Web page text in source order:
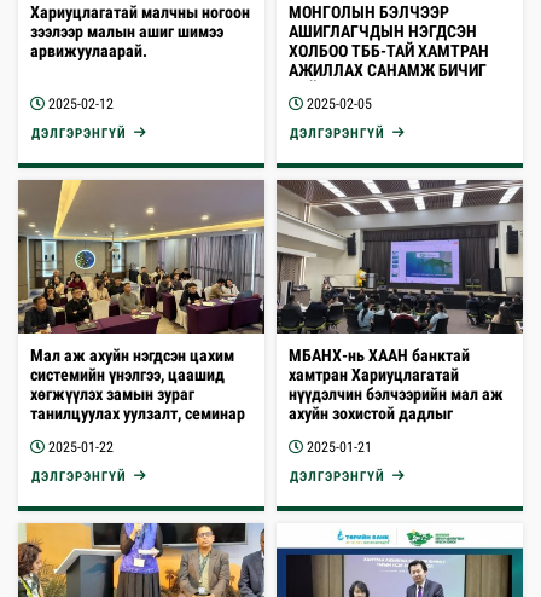
Хариуцлагатай малчны ногоон
зээлээр малын ашиг шимээ
арвижуулаарай.
2025-02-12
ДЭЛГЭРЭНГҮЙ
МОНГОЛЫН БЭЛЧЭЭР
АШИГЛАГЧДЫН НЭГДСЭН
ХОЛБОО ТББ-ТАЙ ХАМТРАН
АЖИЛЛАХ САНАМЖ БИЧИГ
2025-02-05
ДЭЛГЭРЭНГҮЙ
Мал аж ахуйн нэгдсэн цахим
системийн үнэлгээ, цаашид
хөгжүүлэх замын зураг
танилцуулах уулзалт, семинар
амжилттай зохион
байгуулагдлаа
2025-01-22
ДЭЛГЭРЭНГҮЙ
МБАНХ-нь ХААН банктай
хамтран Хариуцлагатай
нүүдэлчин бэлчээрийн мал аж
ахуйн зохистой дадлыг
байгуулж байна
2025-01-21
ДЭЛГЭРЭНГҮЙ